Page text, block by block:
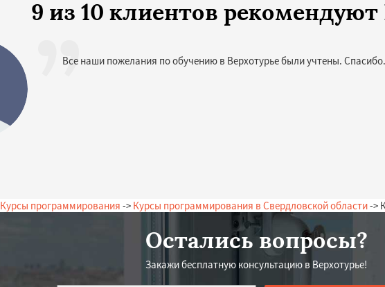
9 из 10 клиентов рекомендуют
Все наши пожелания по обучению в Верхотурье были учтены.
Курсы программирования -> Курсы программирования в Свердловской области->
Остались вопросы?
Закажи бесплатную консультацию в Верхотурье!